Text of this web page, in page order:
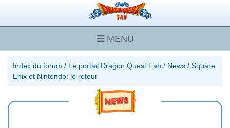
MENU
Index du forum / Le portail Dragon Quest Fan / News / Square
Enix et Nintendo: le retour